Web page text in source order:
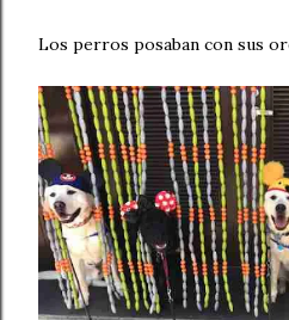
Los perros posaban con sus